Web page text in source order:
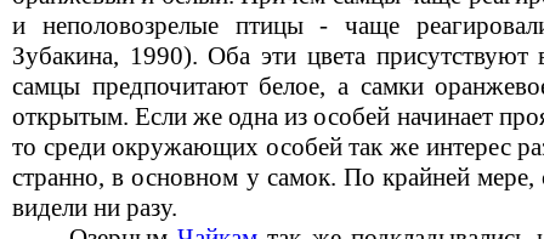
и неполовозрелые птицы - чаще
Зубакина, 1990). Оба эти цвета
самцы предпочитают белое, а самки
открытым. Если же одна из особей начинает
то среди окружающих особей так же интерес
странно, в основном у самок. По крайней мере,
видели ни разу.